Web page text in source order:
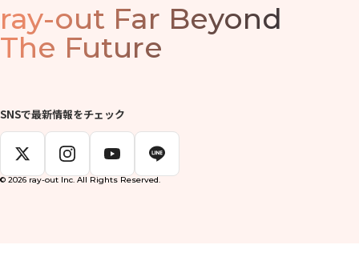
ray-out Far Beyond
The Future
SNSで最新情報をチェック
© 2026 ray-out Inc. All Rights Reserved.